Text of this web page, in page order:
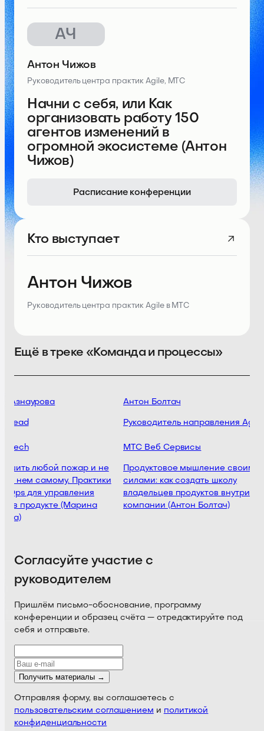
АЧ
Начни с себя, или Как
организовать работу 150
агентов изменений в
огромной экосистеме (Антон
Чижов)
Антон Чижов
Руководитель центра практик Agile, МТС
Расписание конференции
Кто выступает
Антон Чижов
Руководитель центра практик Agile в МТС
Ещё в треке «Команда и процессы»
Азнаурова
Lead
любой пожар и не
в нем самому. Практики
Ops для управления
в продукте (Марина
Антон Болтач
Руководитель направления Agile
МТС Веб Сервисы
Продуктовое мышление своими
силами: как создать школу
владельцев продуктов внутри
компании (Антон Болтач)
Согласуйте участие с
руководителем
Пришлём письмо-обоснование, программу
конференции и образец счёта — отредактируйте под
себя и отправьте.
Получить материалы →
Отправляя форму, вы соглашаетесь с
пользовательским соглашением и политикой
конфиденциальности